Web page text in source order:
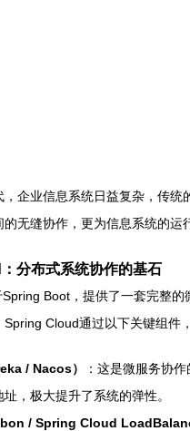
，企业信息系统日益复杂，传
无缝协作，更为信息系统的运
分布式系统协作的基石
Boot，提供了一套完整
Cloud通过以下关键组件
/ Nacos）
：这是微服务协
，极大提升了系统的弹性。
/ Spring Cloud